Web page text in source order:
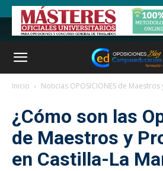
Inicio Noticias OPOSICIONES de
¿Cómo son las
de Maestros y
en Castilla-La